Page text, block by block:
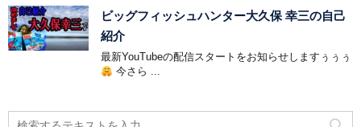
ビッグフィッシュハンター大久保 幸三の自己
紹介
最新YouTubeの配信スタートをお知らせしますぅぅぅ
今さら ...